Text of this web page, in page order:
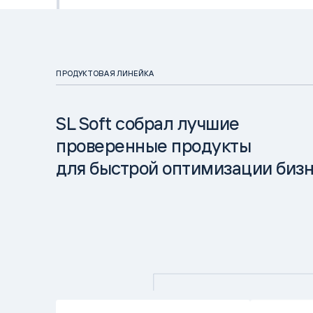
ПРОДУКТОВАЯ ЛИНЕЙКА
SL Soft собрал лучшие
проверенные продукты
для быстрой оптимизации